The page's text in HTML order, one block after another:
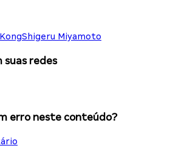
Shigeru Miyamoto
suas redes
erro neste conteúdo?